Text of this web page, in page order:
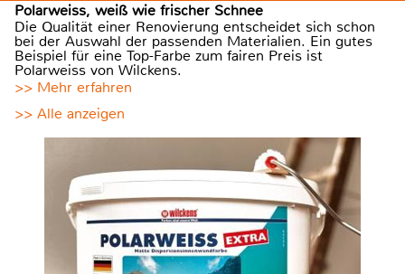
Polarweiss, weiß wie frischer Schnee
Die Qualität einer Renovierung entscheidet sich schon
bei der Auswahl der passenden Materialien. Ein gutes
Beispiel für eine Top-Farbe zum fairen Preis ist
Polarweiss von Wilckens.
>> Mehr erfahren
>> Alle anzeigen